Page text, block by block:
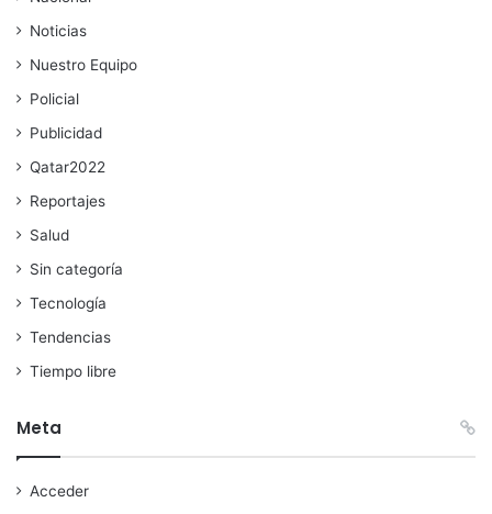
Noticias
Nuestro Equipo
Policial
Publicidad
Qatar2022
Reportajes
Salud
Sin categoría
Tecnología
Tendencias
Tiempo libre
Meta
Acceder